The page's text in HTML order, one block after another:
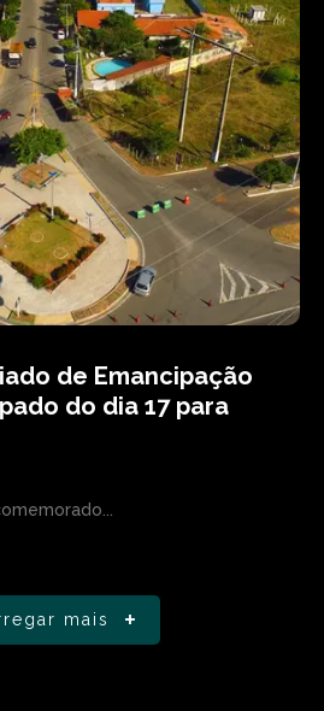
de Emancipação
do dia 17 para
mais